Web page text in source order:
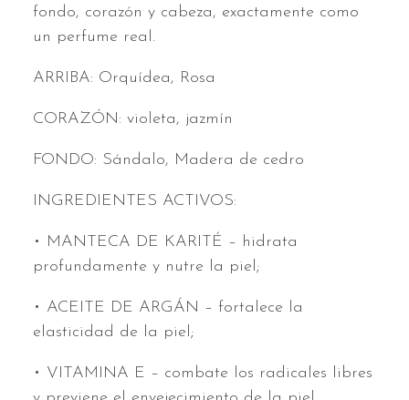
fondo, corazón y cabeza, exactamente como
un perfume real.
ARRIBA: Orquídea, Rosa
CORAZÓN: violeta, jazmín
FONDO: Sándalo, Madera de cedro
INGREDIENTES ACTIVOS:
• MANTECA DE KARITÉ – hidrata
profundamente y nutre la piel;
• ACEITE DE ARGÁN – fortalece la
elasticidad de la piel;
• VITAMINA E – combate los radicales libres